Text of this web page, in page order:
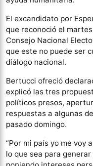
El excandidato por
que reconoció el
Consejo Nacional
que este no puede ser
diálogo nacional.
Bertucci ofreció
explicó las tres
políticos presos,
respuestas a algunas
pasado domingo.
“Por mi país yo me voy
lo que sea para